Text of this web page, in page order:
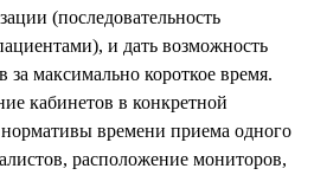
(последовательность
и дать возможность
за максимально короткое время.
кабинетов в конкретной
времени приема одного
расположение мониторов,